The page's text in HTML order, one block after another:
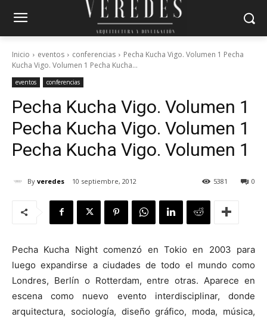
Inicio eventos conferencias
Pecha Kucha Vigo. Volumen 1 Pecha
Kucha Vigo. Volumen 1 Pecha Kucha...
eventos conferencias
Pecha Kucha Vigo. Volumen 1
Pecha Kucha Vigo. Volumen 1
Pecha Kucha Vigo. Volumen 1
By veredes 10 septiembre, 2012 0
5381
Pecha Kucha Night comenzó en Tokio en 2003 para
luego expandirse a ciudades de todo el mundo como
Londres, Berlín o Rotterdam, entre otras. Aparece en
escena como nuevo evento interdisciplinar, donde
arquitectura, sociología, diseño gráfico, moda, música,